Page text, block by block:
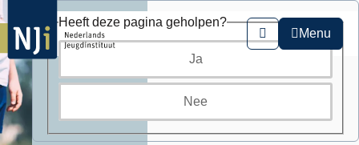
Overslaan
en
naar
de
inhoud
gaan
Zoeken
Menu
Heeft deze pagina geholpen?
Ja
Nee